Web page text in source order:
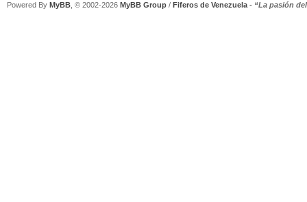
Powered By MyBB , © 2002-2026 MyBB Group / Fiferos de Venezuela - “La pasión